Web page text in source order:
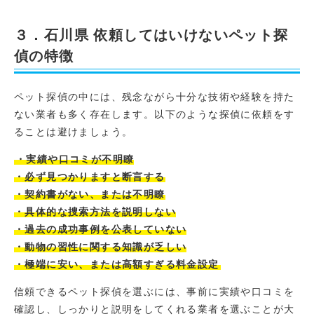
３．石川県 依頼してはいけないペット探
偵の特徴
ペット探偵の中には、残念ながら十分な技術や経験を持た
ない業者も多く存在します。以下のような探偵に依頼をす
ることは避けましょう。
・実績や口コミが不明瞭
・必ず見つかりますと断言する
・契約書がない、または不明瞭
・具体的な捜索方法を説明しない
・過去の成功事例を公表していない
・動物の習性に関する知識が乏しい
・極端に安い、または高額すぎる料金設定
信頼できるペット探偵を選ぶには、事前に実績や口コミを
確認し、しっかりと説明をしてくれる業者を選ぶことが大